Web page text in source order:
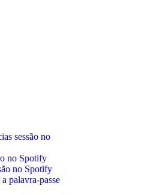
sessão no
no Spotify
no Spotify
palavra-passe